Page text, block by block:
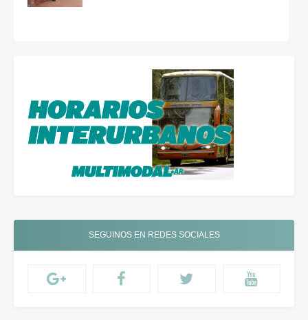
SEGUINOS EN REDES SOCIALES